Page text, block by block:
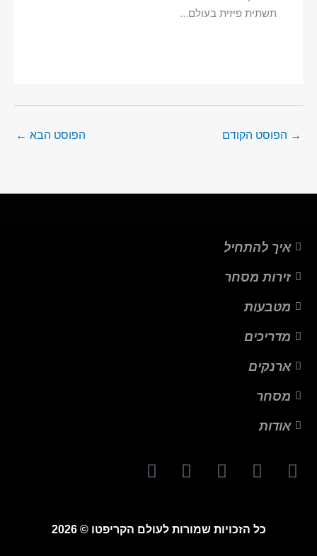
תשתית פיזית בעולם…
→ הפוסט הקודם הפוסט הבא ←
איך להתחיל
זירות מסחר
מטבעות
מדריכים
ארנקים
מסחר
אודות
כל הזכויות שמורות לעולם הקריפטו © 2026